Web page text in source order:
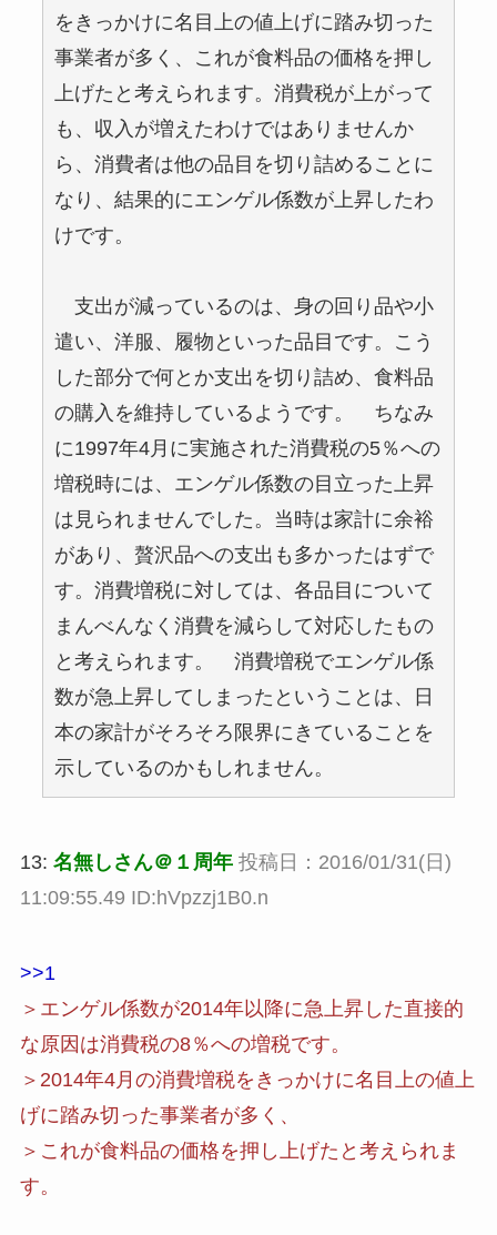
をきっかけに名目上の値上げに踏み切った
事業者が多く、これが食料品の価格を押し
上げたと考えられます。消費税が上がって
も、収入が増えたわけではありませんか
ら、消費者は他の品目を切り詰めることに
なり、結果的にエンゲル係数が上昇したわ
けです。
支出が減っているのは、身の回り品や小
遣い、洋服、履物といった品目です。こう
した部分で何とか支出を切り詰め、食料品
の購入を維持しているようです。 ちなみ
に1997年4月に実施された消費税の5％への
増税時には、エンゲル係数の目立った上昇
は見られませんでした。当時は家計に余裕
があり、贅沢品への支出も多かったはずで
す。消費増税に対しては、各品目について
まんべんなく消費を減らして対応したもの
と考えられます。 消費増税でエンゲル係
数が急上昇してしまったということは、日
本の家計がそろそろ限界にきていることを
示しているのかもしれません。
13: 名無しさん＠１周年 投稿日：2016/01/31(日)
11:09:55.49 ID:hVpzzj1B0.n
>>1
＞エンゲル係数が2014年以降に急上昇した直接的
な原因は消費税の8％への増税です。
＞2014年4月の消費増税をきっかけに名目上の値上
げに踏み切った事業者が多く、
＞これが食料品の価格を押し上げたと考えられま
す。